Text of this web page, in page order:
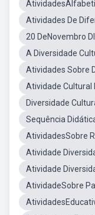
Atividades De
20 DeNovembro
A Diversidade
Atividades Sobre
Atividade Cultural
Diversidade
Sequência
AtividadesSobre
Atividade
Atividade
AtividadeSobre